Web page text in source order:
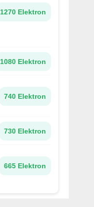
1270 Elektron
1080 Elektron
740 Elektron
730 Elektron
665 Elektron